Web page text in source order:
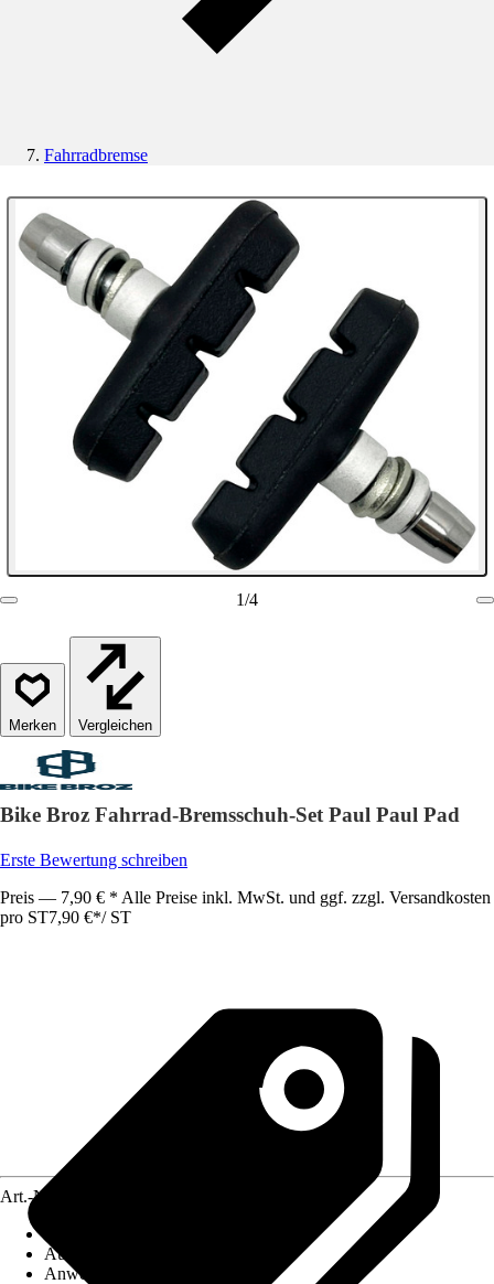
Fahrradbremse
1/4
Vergleichen
Bike Broz Fahrrad-Bremsschuh-Set Paul Paul Pad
Erste Bewertung schreiben
Preis — 7,90 € * Alle Preise inkl. MwSt. und ggf. zzgl. Versandkosten
pro ST7,90 €*/ ST
Art.-Nr.
Ausführung
Anwendungsbereich